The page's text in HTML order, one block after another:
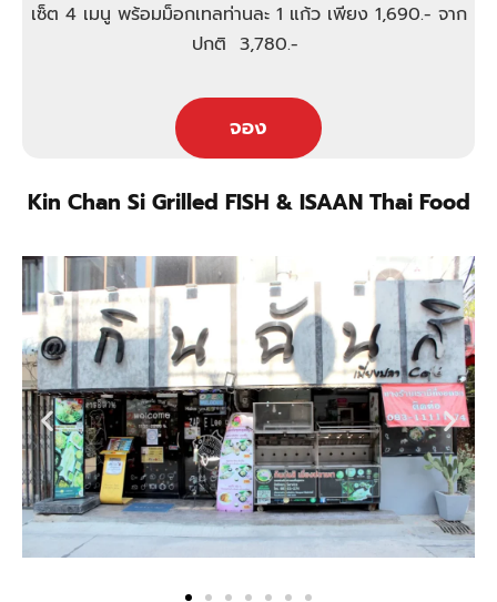
เซ็ต 4 เมนู พร้อมม็อกเทลท่านละ 1 แก้ว เพียง 1,690.- จาก
ปกติ 3,780.-
จอง
Kin Chan Si Grilled FISH & ISAAN Thai Food